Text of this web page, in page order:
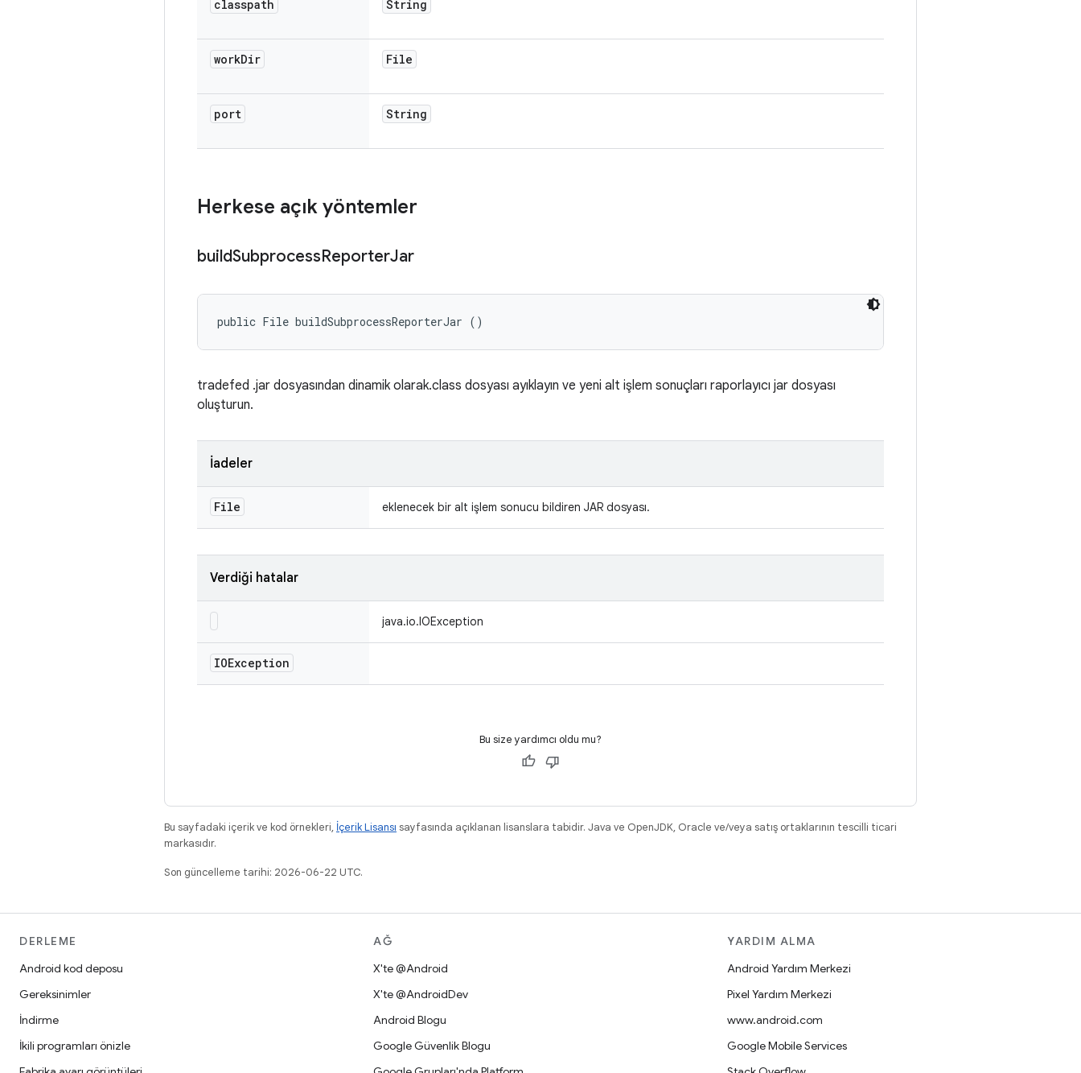
classpath String
workDir File
port String
Herkese açık yöntemler
buildSubprocessReporterJar
public File buildSubprocessReporterJar ()
tradefed .jar dosyasından dinamik olarak.class dosyası ayıklayın ve yeni alt işlem sonuçları raporlayıcı jar dosyası
oluşturun.
İadeler
File eklenecek bir alt işlem sonucu bildiren JAR dosyası.
Verdiği hatalar
java.io.IOException
IOException
Bu size yardımcı oldu mu?
Bu sayfadaki içerik ve kod örnekleri, İçerik Lisansı sayfasında açıklanan lisanslara tabidir. Java ve OpenJDK, Oracle ve/veya satış ortaklarının tescilli ticari
markasıdır.
Son güncelleme tarihi: 2026-06-22 UTC.
DERLEME
Android kod deposu
Gereksinimler
İndirme
İkili programları önizle
AĞ
X'te @Android
X'te @AndroidDev
Android Blogu
Google Güvenlik Blogu
YARDIM ALMA
Android Yardım Merkezi
Pixel Yardım Merkezi
www.android.com
Google Mobile Services